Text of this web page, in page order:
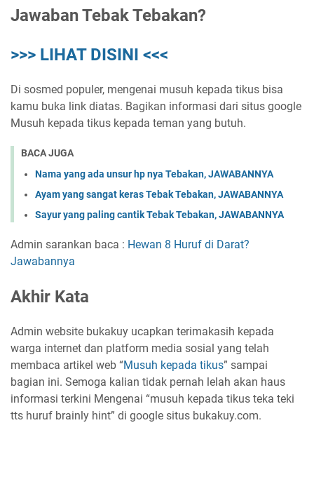
Jawaban Tebak Tebakan?
>>> LIHAT DISINI <<<
Di sosmed populer, mengenai musuh kepada tikus bisa
kamu buka link diatas. Bagikan informasi dari situs google
Musuh kepada tikus kepada teman yang butuh.
BACA JUGA
Nama yang ada unsur hp nya Tebakan, JAWABANNYA
Ayam yang sangat keras Tebak Tebakan, JAWABANNYA
Sayur yang paling cantik Tebak Tebakan, JAWABANNYA
Admin sarankan baca : Hewan 8 Huruf di Darat?
Jawabannya
Akhir Kata
Admin website bukakuy ucapkan terimakasih kepada
warga internet dan platform media sosial yang telah
membaca artikel web “Musuh kepada tikus” sampai
bagian ini. Semoga kalian tidak pernah lelah akan haus
informasi terkini Mengenai “musuh kepada tikus teka teki
tts huruf brainly hint” di google situs bukakuy.com.